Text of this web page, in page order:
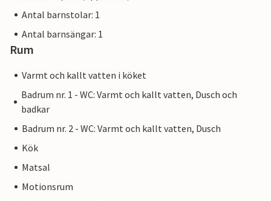
Antal barnstolar: 1
Antal barnsängar: 1
Rum
Varmt och kallt vatten i köket
Badrum nr. 1 - WC: Varmt och kallt vatten, Dusch och
badkar
Badrum nr. 2 - WC: Varmt och kallt vatten, Dusch
Kök
Matsal
Motionsrum